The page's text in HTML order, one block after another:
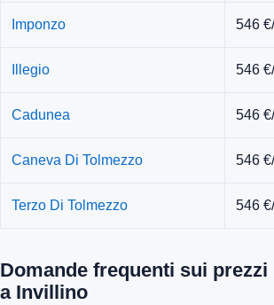
Imponzo 546
Illegio 546
Cadunea 546
Caneva Di Tolmezzo 546
Terzo Di Tolmezzo 546
Domande frequenti sui
a Invillino